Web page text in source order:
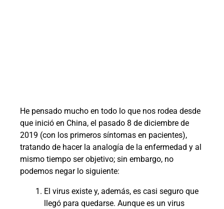
He pensado mucho en todo lo que nos rodea desde
que inició en China, el pasado 8 de diciembre de
2019 (con los primeros síntomas en pacientes),
tratando de hacer la analogía de la enfermedad y al
mismo tiempo ser objetivo; sin embargo, no
podemos negar lo siguiente:
El virus existe y, además, es casi seguro que
llegó para quedarse. Aunque es un virus